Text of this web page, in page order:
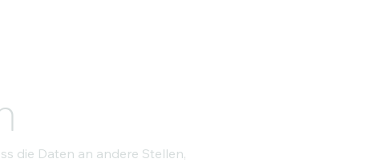
die Daten an andere Stellen,